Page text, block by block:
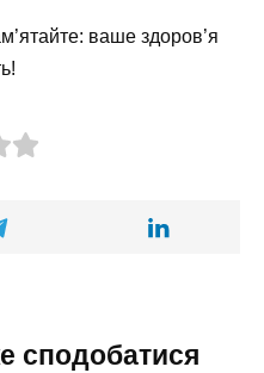
ваше здоров’я
сподобатися